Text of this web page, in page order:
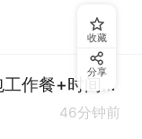
熟手车位工（4500可买社保+包工作餐+时间灵活+北外附近）
46分钟前
收藏
分享